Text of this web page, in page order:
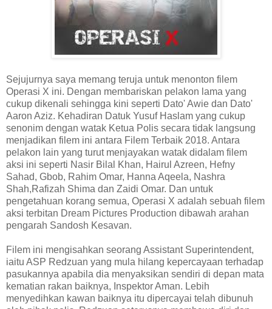
Sejujurnya saya memang teruja untuk menonton filem
Operasi X ini. Dengan membariskan pelakon lama yang
cukup dikenali sehingga kini seperti Dato' Awie dan Dato'
Aaron Aziz. Kehadiran Datuk Yusuf Haslam yang cukup
senonim dengan watak Ketua Polis secara tidak langsung
menjadikan filem ini antara Filem Terbaik 2018. Antara
pelakon lain yang turut menjayakan watak didalam filem
aksi ini seperti Nasir Bilal Khan, Hairul Azreen, Hefny
Sahad, Gbob, Rahim Omar, Hanna Aqeela, Nashra
Shah,Rafizah Shima dan Zaidi Omar. Dan untuk
pengetahuan korang semua, Operasi X adalah sebuah filem
aksi terbitan Dream Pictures Production dibawah arahan
pengarah Sandosh Kesavan.
Filem ini mengisahkan seorang Assistant Superintendent,
iaitu ASP Redzuan yang mula hilang kepercayaan terhadap
pasukannya apabila dia menyaksikan sendiri di depan mata
kematian rakan baiknya, Inspektor Aman. Lebih
menyedihkan kawan baiknya itu dipercayai telah dibunuh